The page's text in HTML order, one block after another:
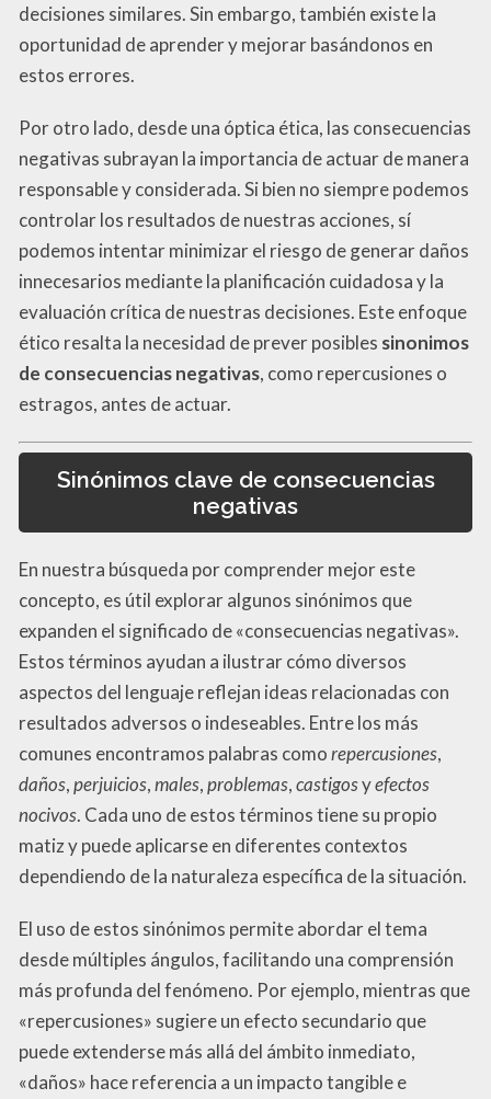
decisiones similares. Sin embargo, también existe la
oportunidad de aprender y mejorar basándonos en
estos errores.
Por otro lado, desde una óptica ética, las consecuencias
negativas subrayan la importancia de actuar de manera
responsable y considerada. Si bien no siempre podemos
controlar los resultados de nuestras acciones, sí
podemos intentar minimizar el riesgo de generar daños
innecesarios mediante la planificación cuidadosa y la
evaluación crítica de nuestras decisiones. Este enfoque
ético resalta la necesidad de prever posibles sinonimos
de consecuencias negativas, como repercusiones o
estragos, antes de actuar.
Sinónimos clave de consecuencias
negativas
En nuestra búsqueda por comprender mejor este
concepto, es útil explorar algunos sinónimos que
expanden el significado de «consecuencias negativas».
Estos términos ayudan a ilustrar cómo diversos
aspectos del lenguaje reflejan ideas relacionadas con
resultados adversos o indeseables. Entre los más
comunes encontramos palabras comorepercusiones,
daños,perjuicios,males,problemas,castigosyefectos
nocivos. Cada uno de estos términos tiene su propio
matiz y puede aplicarse en diferentes contextos
dependiendo de la naturaleza específica de la situación.
El uso de estos sinónimos permite abordar el tema
desde múltiples ángulos, facilitando una comprensión
más profunda del fenómeno. Por ejemplo, mientras que
«repercusiones» sugiere un efecto secundario que
puede extenderse más allá del ámbito inmediato,
«daños» hace referencia a un impacto tangible e